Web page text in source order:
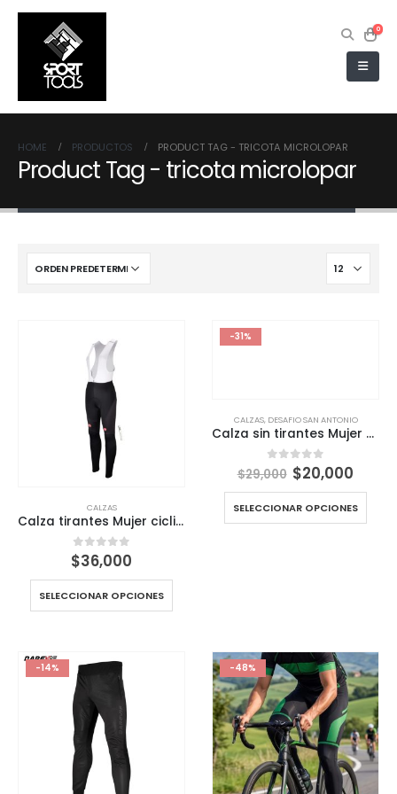
0
HOME PRODUCTOS PRODUCT TAG - TRICOTA MICROLOPAR
Product Tag - tricota microlopar
CALZAS
Calza tirantes Mujer ciclismo negra tirantes Darevie
0 out of 5
$36,000
SELECCIONAR OPCIONES
-31%
CALZAS, DESAFIO SAN ANTONIO
Calza sin tirantes Mujer ciclismo negra Darevie dvp148
0out of 5
$29,000 El
precio
original
era:
$29,000.
$20,000
es:
SELECCIONAR OPCIONES
-14% -48%